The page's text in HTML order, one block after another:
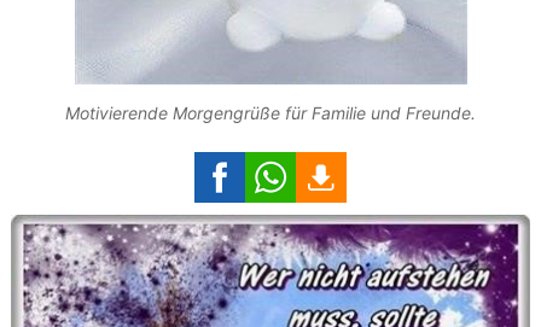
Motivierende Morgengrüße für Familie und Freunde.